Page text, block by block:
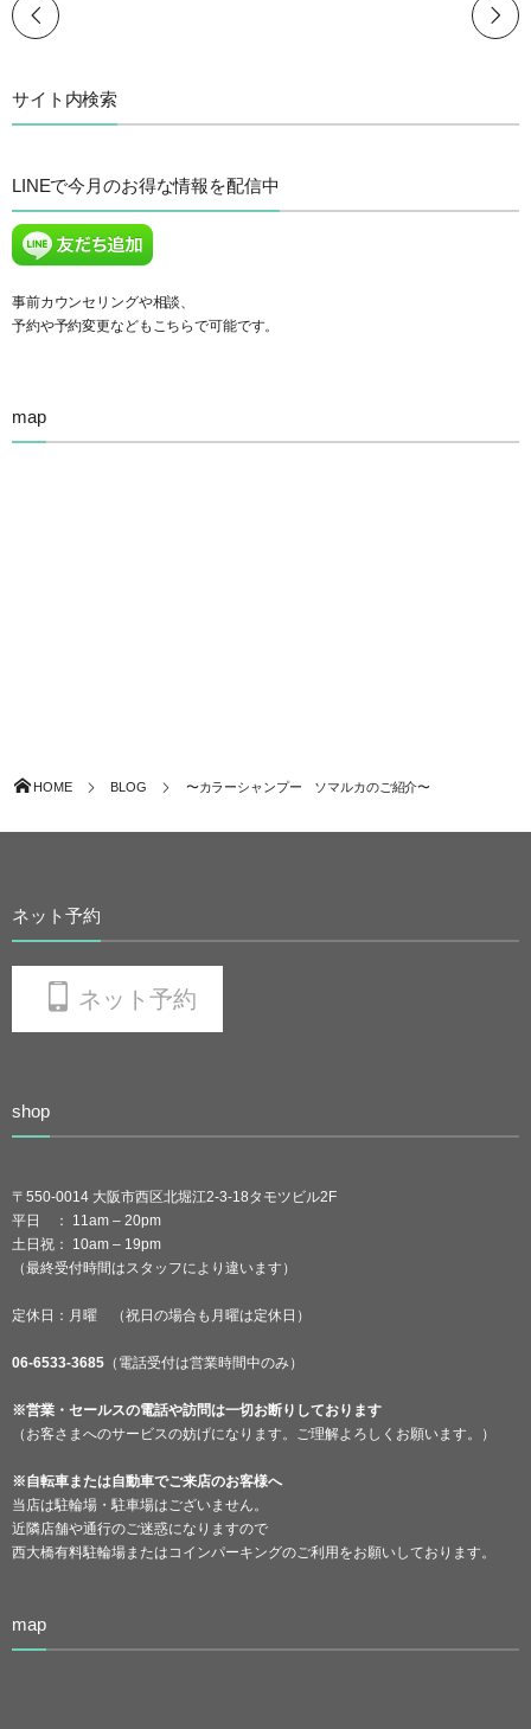
サイト内検索
LINEで今月のお得な情報を配信中
事前カウンセリングや相談、
予約や予約変更などもこちらで可能です。
map
HOME BLOG 〜カラーシャンプー ソマルカのご紹介〜
ネット予約
ネット予約
shop
〒550-0014 大阪市西区北堀江2-3-18タモツビル2F
平日 ： 11am – 20pm
土日祝： 10am – 19pm
（最終受付時間はスタッフにより違います）
定休日：月曜 （祝日の場合も月曜は定休日）
06-6533-3685 （電話受付は営業時間中のみ）
※営業・セールスの電話や訪問は一切お断りしております
（お客さまへのサービスの妨げになります。ご理解よろしくお願います。）
※自転車または自動車でご来店のお客様へ
当店は駐輪場・駐車場はございません。
近隣店舗や通行のご迷惑になりますので
西大橋有料駐輪場またはコインパーキングのご利用をお願いしております。
map